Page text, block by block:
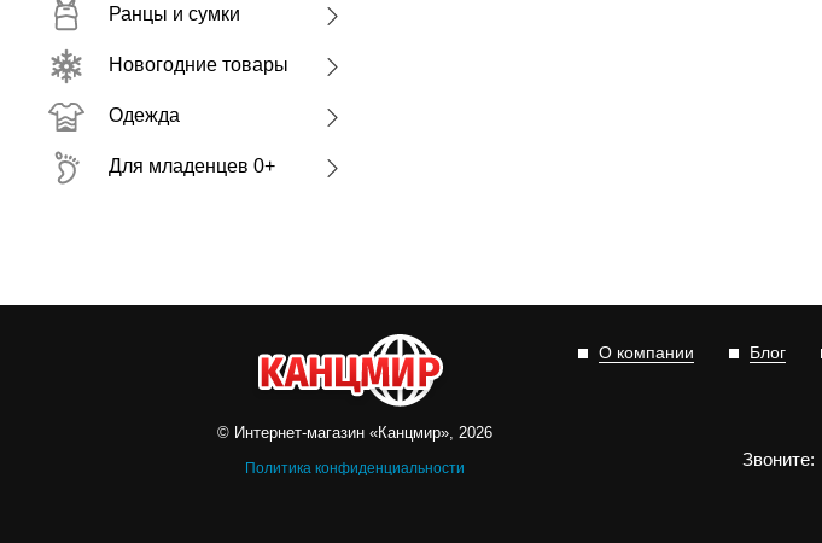
Ранцы и сумки
Новогодние товары
Одежда
Для младенцев 0+
© Интернет-магазин «Канцмир», 2026
Политика конфиденциальности
Блог
О компании
Звоните: